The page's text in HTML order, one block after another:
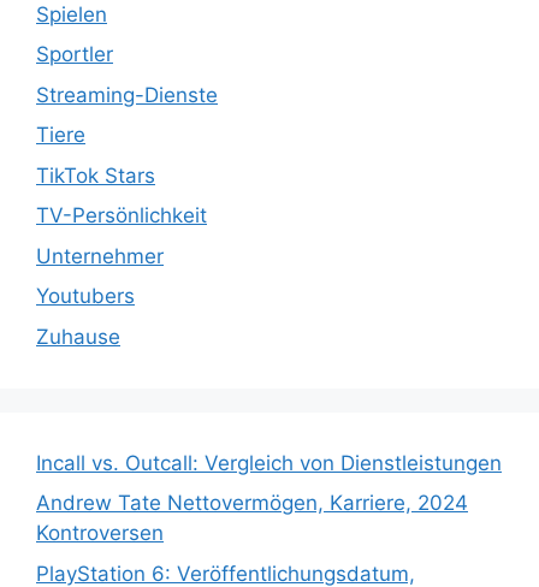
Spielen
Sportler
Streaming-Dienste
Tiere
TikTok Stars
TV-Persönlichkeit
Unternehmer
Youtubers
Zuhause
Incall vs. Outcall: Vergleich von Dienstleistungen
Andrew Tate Nettovermögen, Karriere, 2024
Kontroversen
PlayStation 6: Veröffentlichungsdatum,